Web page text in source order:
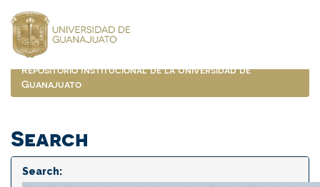
navigation
Repositorio Institucional de la Universidad de
Guanajuato
Search
Search: